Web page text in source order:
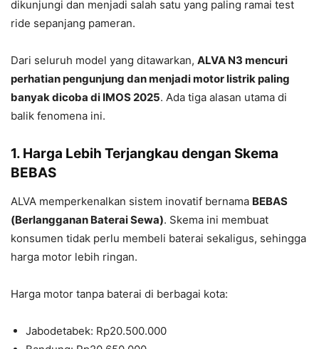
dikunjungi dan menjadi salah satu yang paling ramai test
ride sepanjang pameran.
Dari seluruh model yang ditawarkan, ALVA N3 mencuri
perhatian pengunjung dan menjadi motor listrik paling
banyak dicoba di IMOS 2025. Ada tiga alasan utama di
balik fenomena ini.
1. Harga Lebih Terjangkau dengan Skema
BEBAS
ALVA memperkenalkan sistem inovatif bernama BEBAS
(Berlangganan Baterai Sewa). Skema ini membuat
konsumen tidak perlu membeli baterai sekaligus, sehingga
harga motor lebih ringan.
Harga motor tanpa baterai di berbagai kota:
Jabodetabek: Rp20.500.000